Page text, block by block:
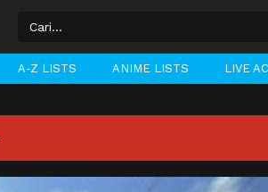
A-Z LISTS ANIME LISTS LIVE